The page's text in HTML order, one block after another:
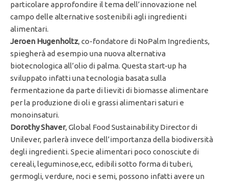
particolare approfondire il tema dell’innovazione nel
campo delle alternative sostenibili agli ingredienti
alimentari.
Jeroen Hugenholtz, co-fondatore di NoPalm Ingredients,
spiegherà ad esempio una nuova alternativa
biotecnologica all’olio di palma. Questa start-up ha
sviluppato infatti una tecnologia basata sulla
fermentazione da parte di lieviti di biomasse alimentare
per la produzione di oli e grassi alimentari saturi e
monoinsaturi.
Dorothy Shaver, Global Food Sustainability Director di
Unilever, parlerà invece dell’importanza della biodiversità
degli ingredienti. Specie alimentari poco conosciute di
cereali, leguminose,ecc, edibili sotto forma di tuberi,
germogli, verdure, noci e semi, possono infatti avere un